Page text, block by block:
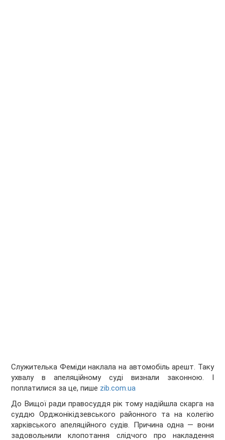
Служителька Феміди наклала на автомобіль арешт. Таку
ухвалу в апеляційному суді визнали законною. І
поплатилися за це, пише zib.com.ua
До Вищої ради правосуддя рік тому надійшла скарга на
суддю Орджонікідзевського районного та на колегію
харківського апеляційного судів. Причина одна — вони
задовольнили клопотання слідчого про накладення